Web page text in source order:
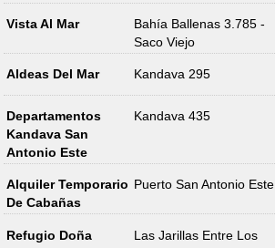
Vista Al Mar
Bahía Ballenas 3.785 -
Saco Viejo
Aldeas Del Mar Kandava 295
Departamentos
Kandava San
Antonio Este
Kandava 435
Alquiler Temporario
De Cabañas
Puerto San Antonio Este
Refugio Doña
Las Jarillas Entre Los